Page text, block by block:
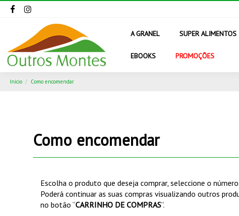
A GRANEL SUPER ALIMENTOS
EBOOKS PROMOÇÕES
Início Como encomendar
Como encomendar
Escolha o produto que deseja comprar, seleccione o
Poderá continuar as suas compras visualizando outros
no botão “CARRINHO DE COMPRAS”.